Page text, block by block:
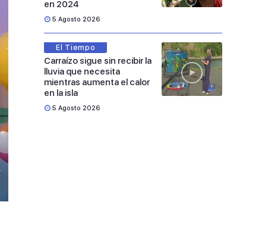
en 2024
5 Agosto 2026
El Tiempo
Carraízo sigue sin recibir la
lluvia que necesita
mientras aumenta el calor
en la isla
5 Agosto 2026